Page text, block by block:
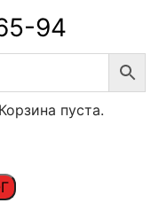
94
Корзина пуста.